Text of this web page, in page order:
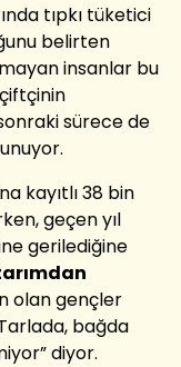
tıpkı tüketici
belirten
insanlar bu
sürece de
kayıtlı 38 bin
geçen yıl
gerilediğine
olan gençler
bağda
diyor.